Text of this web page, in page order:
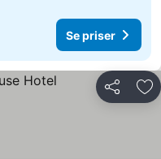
Se priser
Del